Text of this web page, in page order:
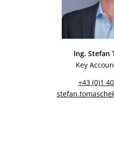
Ing. Stefan
Key
+43 (0)1